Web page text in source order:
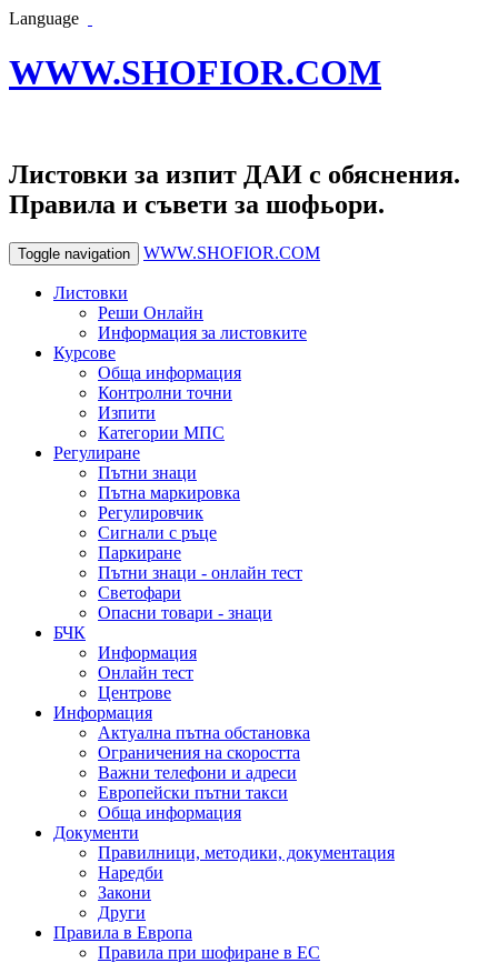
Language
WWW.SHOFIOR.COM
Листовки за изпит ДАИ с обяснения.
Правила и съвети за шофьори.
Toggle navigation WWW.SHOFIOR.COM
Листовки
Реши Онлайн
Информация за листовките
Курсове
Обща информация
Контролни точни
Изпити
Категории МПС
Регулиране
Пътни знаци
Пътна маркировка
Регулировчик
Сигнали с ръце
Паркиране
Пътни знаци - онлайн тест
Светофари
Опасни товари - знаци
БЧК
Информация
Онлайн тест
Центрове
Информация
Актуална пътна обстановка
Ограничения на скоростта
Важни телефони и адреси
Европейски пътни такси
Обща информация
Документи
Правилници, методики, документация
Наредби
Закони
Други
Правила в Европа
Правила при шофиране в ЕС